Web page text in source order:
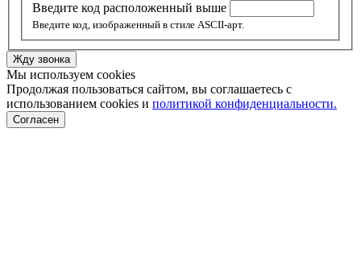
Введите код расположенный выше
Введите код, изображенный в стиле ASCII-арт.
Жду звонка
Мы используем cookies
Продолжая пользоваться сайтом, вы соглашаетесь с
использованием cookies и политикой конфиденциальности.
Согласен